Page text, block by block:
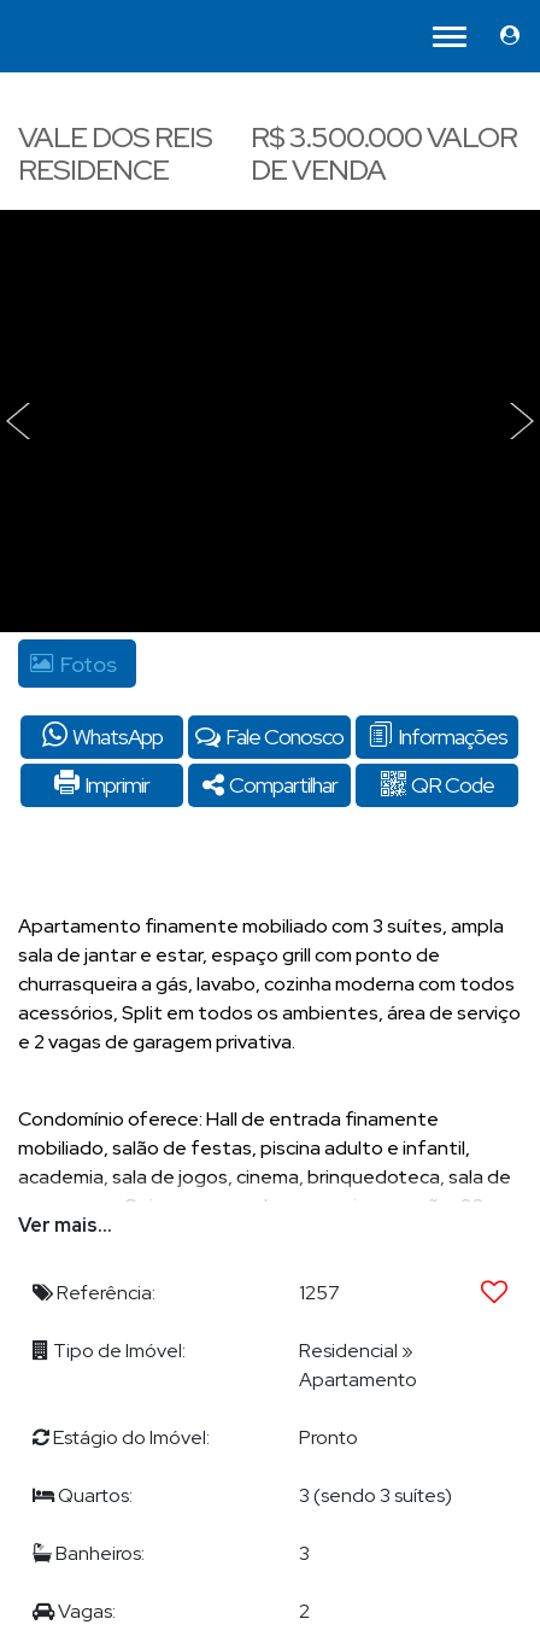
VALE DOS REIS
RESIDENCE
R$3.500.000VALOR
DE VENDA
‹ ›
Fotos
WhatsApp Fale Conosco
Informações
Imprimir
Compartilhar QR Code
Apartamento finamente mobiliado com 3 suítes, ampla
sala de jantar e estar, espaço grill com ponto de
churrasqueira a gás, lavabo, cozinha moderna com todos
acessórios, Split em todos os ambientes, área de serviço
e 2 vagas de garagem privativa.
Condomínio oferece: Hall de entrada finamente
mobiliado, salão de festas, piscina adulto e infantil,
academia, sala de jogos, cinema, brinquedoteca, sala de
massagem, Quiosque com churrasqueira a carvão, 03
elevadores sendo 02 sociais e 01 serviço e portaria 24
Área privativa: 132,19m²
POR QUE ESCOLHER DEMIAN?
Demian Scussel Malburg, Corretor e Avaliador de imóveis de
alto padrão, lhe proporcionará completa assessoria na
compra, venda, permuta ou locação de seu imóvel.
Ver mais...
Referência: 1257
Tipo de Imóvel: Residencial »
Apartamento
Estágio do Imóvel: Pronto
Quartos: 3 (sendo 3 suítes)
Banheiros: 3
Vagas: 2